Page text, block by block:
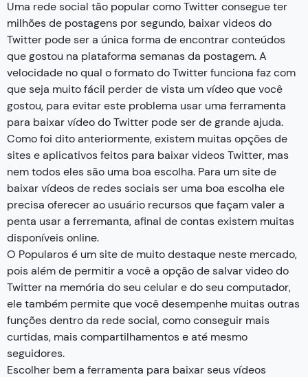
Uma rede social tão popular como Twitter consegue ter
milhões de postagens por segundo, baixar videos do
Twitter pode ser a única forma de encontrar conteúdos
que gostou na plataforma semanas da postagem. A
velocidade no qual o formato do Twitter funciona faz com
que seja muito fácil perder de vista um vídeo que você
gostou, para evitar este problema usar uma ferramenta
para baixar vídeo do Twitter pode ser de grande ajuda.
Como foi dito anteriormente, existem muitas opções de
sites e aplicativos feitos para baixar videos Twitter, mas
nem todos eles são uma boa escolha. Para um site de
baixar vídeos de redes sociais ser uma boa escolha ele
precisa oferecer ao usuário recursos que façam valer a
penta usar a ferremanta, afinal de contas existem muitas
disponíveis online.
O Popularos é um site de muito destaque neste mercado,
pois além de permitir a você a opção de salvar video do
Twitter na memória do seu celular e do seu computador,
ele também permite que você desempenhe muitas outras
funções dentro da rede social, como conseguir mais
curtidas, mais compartilhamentos e até mesmo
seguidores.
Escolher bem a ferramenta para baixar seus vídeos